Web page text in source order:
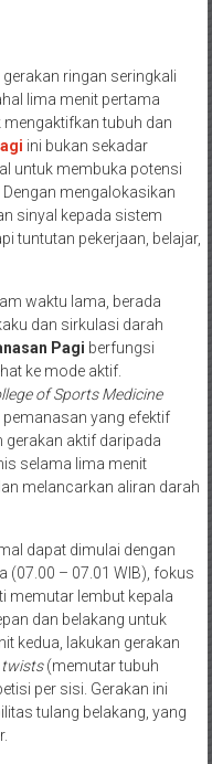
ringan seringkali
lima menit pertama
tubuh dan
ini bukan sekadar
untuk membuka potensi
mengalokasikan
sinyal kepada sistem
tuntutan pekerjaan, belajar,
waktu lama, berada
dan sirkulasi darah
Pagi berfungsi
ke mode aktif.
of Sports Medicine
yang efektif
aktif daripada
selama lima menit
melancarkan aliran darah
dapat dimulai dengan
(07.00 – 07.01 WIB), fokus
memutar lembut kepala
dan belakang untuk
kedua, lakukan gerakan
(memutar tubuh
per sisi. Gerakan ini
tulang belakang, yang